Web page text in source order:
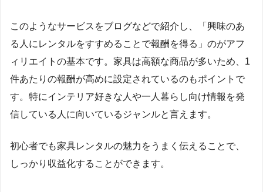
このようなサービスをブログなどで紹介し、「興味のあ
る人にレンタルをすすめることで報酬を得る」のがアフ
ィリエイトの基本です。家具は高額な商品が多いため、1
件あたりの報酬が高めに設定されているのもポイントで
す。特にインテリア好きな人や一人暮らし向け情報を発
信している人に向いているジャンルと言えます。
初心者でも家具レンタルの魅力をうまく伝えることで、
しっかり収益化することができます。